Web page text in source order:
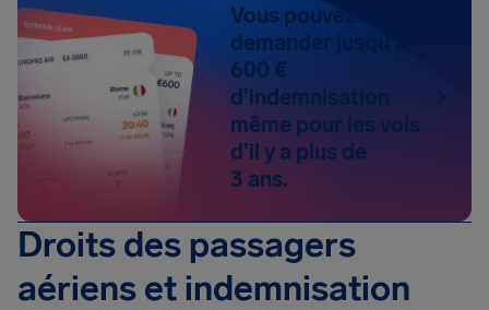
Vous pouvez
demander jusqu’à
600 €
d’indemnisation
même pour les vols
d’il y a plus de
3 ans.
Droits des passagers
aériens et indemnisation